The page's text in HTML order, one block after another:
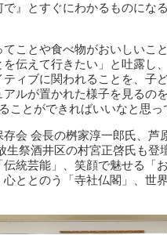
』とすぐにわかるものにな
ことや食べ物がおいしいこ
伝えて行きたい」と吐露し
ィブに関われることを、子
ルが置かれた様子を見るの
ことができればいいなと思っ
会 会長の桝家淳一郎氏、芦
生祭酒井区の村宮正啓氏も登
伝統芸能」、笑顔で魅せる「
ととのう「寺社仏閣」、世